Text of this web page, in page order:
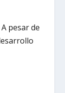
pesar de